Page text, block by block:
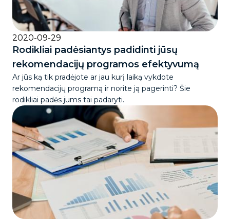
2020-09-29
Rodikliai padėsiantys padidinti jūsų
rekomendacijų programos efektyvumą
Ar jūs ką tik pradėjote ar jau kurį laiką vykdote
rekomendacijų programą ir norite ją pagerinti? Šie
rodikliai padės jums tai padaryti.